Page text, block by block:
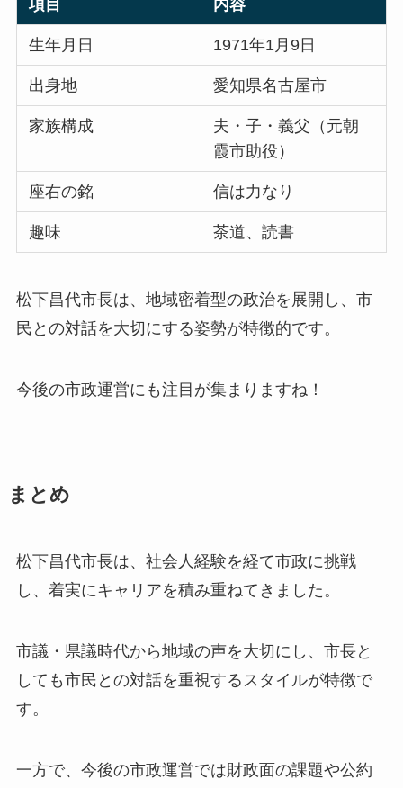
項目 内容
生年月日 1971年1月9日
出身地 愛知県名古屋市
家族構成
夫・子・義父（元朝
霞市助役）
座右の銘 信は力なり
趣味 茶道、読書
松下昌代市長は、地域密着型の政治を展開し、市
民との対話を大切にする姿勢が特徴的です。
今後の市政運営にも注目が集まりますね！
まとめ
松下昌代市長は、社会人経験を経て市政に挑戦
し、着実にキャリアを積み重ねてきました。
市議・県議時代から地域の声を大切にし、市長と
しても市民との対話を重視するスタイルが特徴で
す。
一方で、今後の市政運営では財政面の課題や公約